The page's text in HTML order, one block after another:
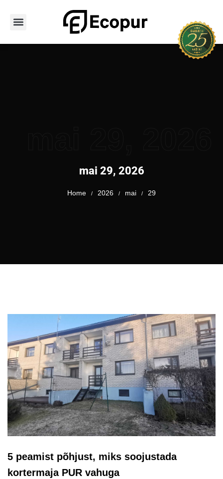
mai 29, 2026
Home / 2026 / mai / 29
5 peamist põhjust, miks soojustada
kortermaja PUR vahuga